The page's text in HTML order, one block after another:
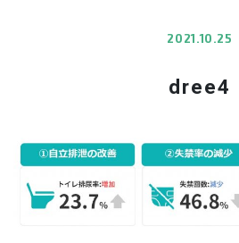
0120-891-224
2021.10.25
dree4